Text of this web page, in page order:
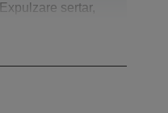
Expulzare sertar,